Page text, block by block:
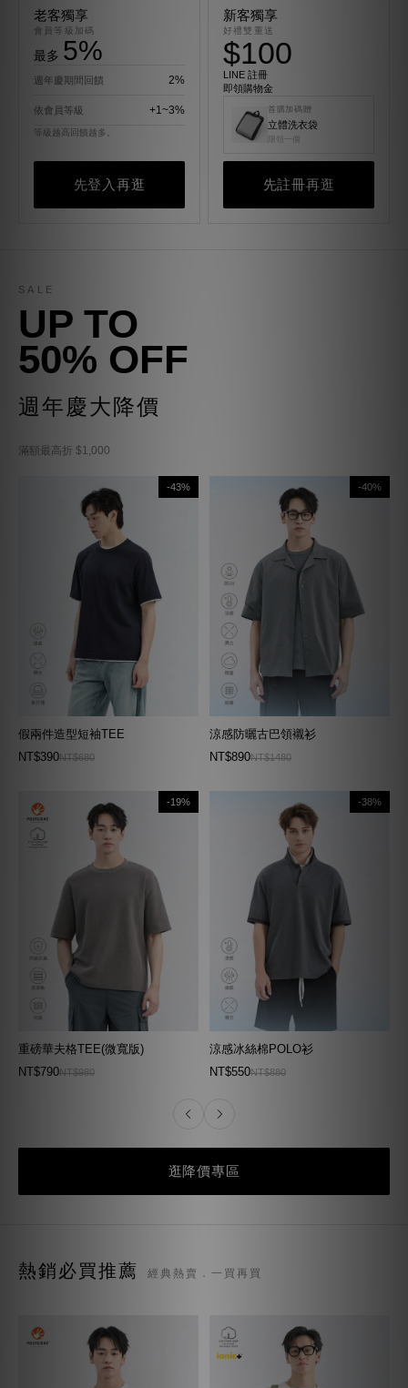
老客獨享
會員等級加碼
最多 5%
週年慶期間回饋 2%
依會員等級 +1~3%
等級越高回饋越多。
先登入再逛
新客獨享
好禮雙重送
$100
LINE 註冊
即領購物金
首購加碼贈
立體洗衣袋
限領一個
先註冊再逛
SALE
UP TO
50% OFF
週年慶大降價
滿額最高折 $1,000
-43%
假兩件造型短袖TEE
NT$390NT$680
-40%
涼感防曬古巴領襯衫
NT$890NT$1480
-19%
重磅華夫格TEE(微寬版)
NT$790NT$980
-38%
涼感冰絲棉POLO衫
NT$550NT$880
逛降價專區
熱銷必買推薦 經典熱賣．一買再買